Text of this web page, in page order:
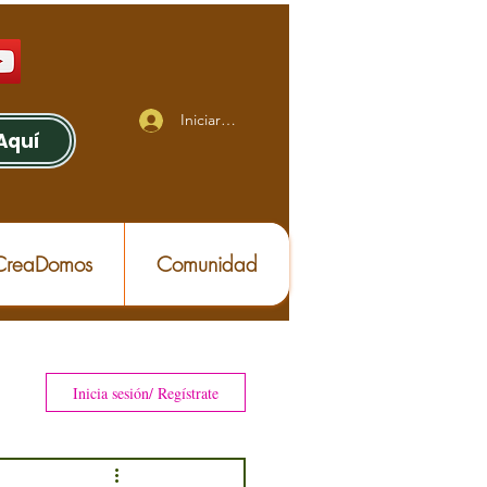
Iniciar sesión
Comunidad
Inicia sesión/ Regístrate